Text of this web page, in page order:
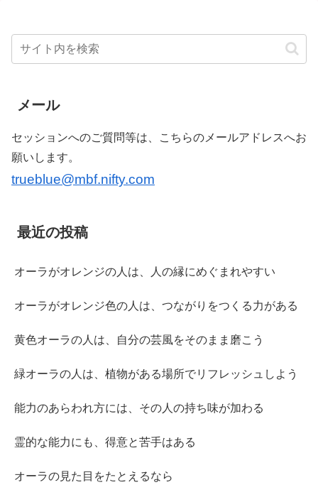
メール
セッションへのご質問等は、こちらのメールアドレスへお
願いします。
trueblue@mbf.nifty.com
最近の投稿
オーラがオレンジの人は、人の縁にめぐまれやすい
オーラがオレンジ色の人は、つながりをつくる力がある
黄色オーラの人は、自分の芸風をそのまま磨こう
緑オーラの人は、植物がある場所でリフレッシュしよう
能力のあらわれ方には、その人の持ち味が加わる
霊的な能力にも、得意と苦手はある
オーラの見た目をたとえるなら